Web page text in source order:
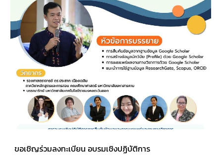
ขอเชิญร่วมลงทะเบียน อบรมเชิงปฏิบัติการ